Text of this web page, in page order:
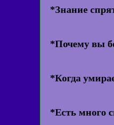
*Знание
*Почему вы
*Когда
*Есть много